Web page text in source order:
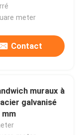
meter
Contact
muraux à
galvanisé